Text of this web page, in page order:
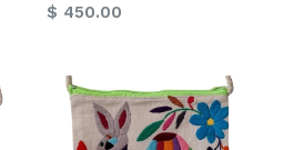
Precio
$ 450.00